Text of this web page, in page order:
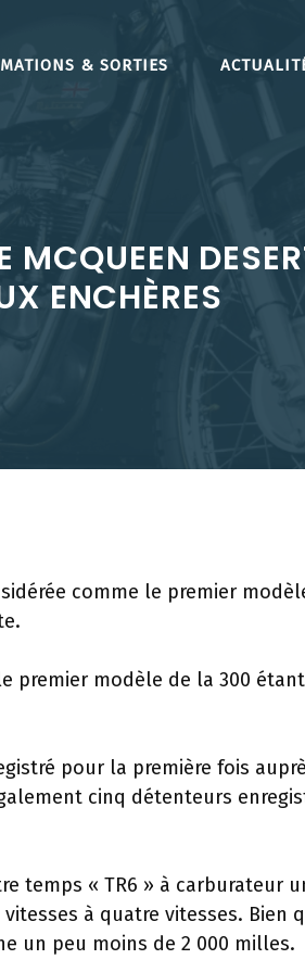
& SORTIES
MCQUEEN
ENCHÈRES
comme le premier
premier modèle de la 300 étant
pour la première fois
cinq détenteurs
temps « TR6 » à carburateur
à quatre vitesses. Bien
un peu moins de 2 000 milles.